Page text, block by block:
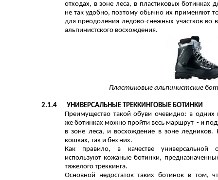
отходах, в зоне леса, в пластиковых ботинках
не так удобно, поэтому обычно их применяют
для преодоления ледово-снежных участков во
альпинистского восхождения.
Пластиковые альпинистские
2.1.4
УНИВЕРСАЛЬНЫЕ ТРЕККИНГОВЫЕ БОТИНКИ
Преимущество такой обуви очевидно: в одних
же ботинках можно пройти весь маршрут - и
в зоне леса, и восхождение в зоне ледников.
кошках, так и без них.
Как правило, в качестве универсальной
используют кожаные ботинки,
тяжелого треккинга.
Основной недостаток таких ботинок в том,